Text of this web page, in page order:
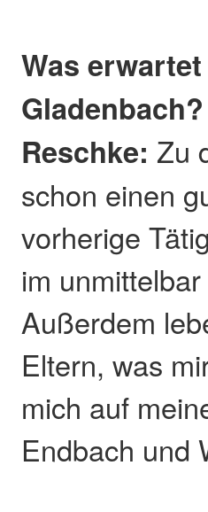
Was
Gladenbach?
Reschke: Zu
schon einen
vorherige
im
Außerdem
Eltern, was
mich auf
Endbach und